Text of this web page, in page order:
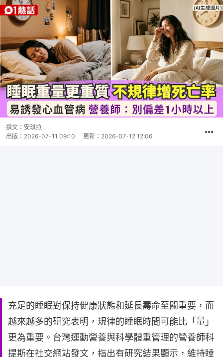
撰文： 安琪拉
出版： 2026-07-11 09:10 更新： 2026-07-12 12:06
充足的睡眠對保持健康狀態和延長壽命至關重要，而
越來越多的研究表明，規律的睡眠時間可能比「量」
更為重要。台灣運動營養與科學體重管理的營養師科
提斯在社交網站發文，指出有研究結果顯示，維持睡